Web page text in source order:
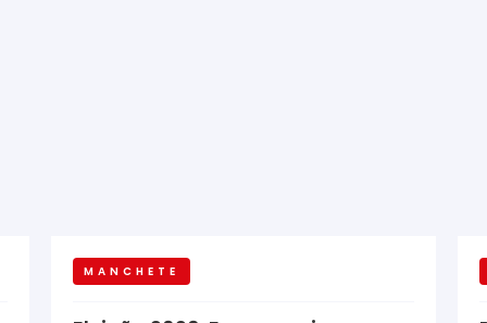
MANCHETE